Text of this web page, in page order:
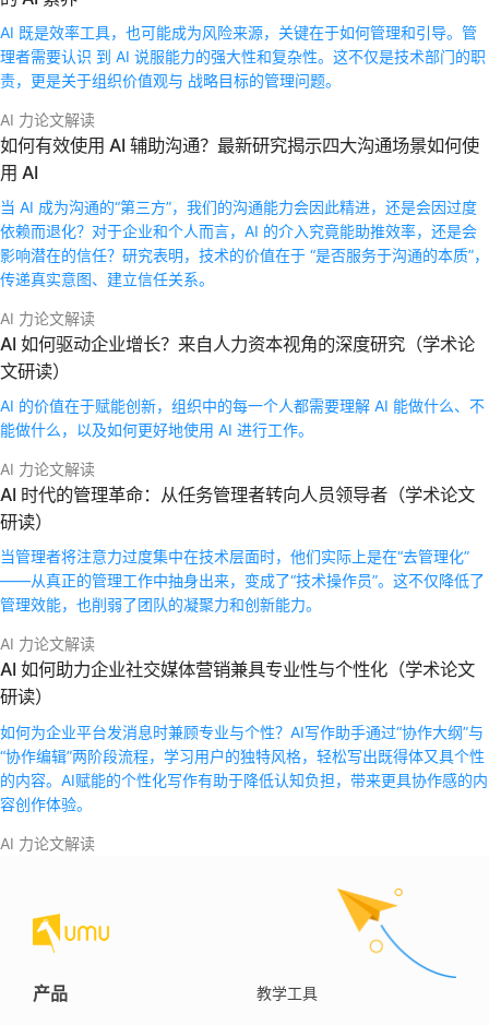
AI 既是效率工具，也可能成为风险来源，关键在于如何管理和引导。管
理者需要认识 到 AI 说服能力的强大性和复杂性。这不仅是技术部门的职
责，更是关于组织价值观与 战略目标的管理问题。
AI 力论文解读
如何有效使用 AI 辅助沟通？最新研究揭示四大沟通场景如何使
用 AI
当 AI 成为沟通的“第三方”，我们的沟通能力会因此精进，还是会因过度
依赖而退化？对于企业和个人而言，AI 的介入究竟能助推效率，还是会
影响潜在的信任？研究表明，技术的价值在于 “是否服务于沟通的本质”，
传递真实意图、建立信任关系。
AI 力论文解读
AI 如何驱动企业增长？来自人力资本视角的深度研究（学术论
文研读）
AI 的价值在于赋能创新，组织中的每一个人都需要理解 AI 能做什么、不
能做什么，以及如何更好地使用 AI 进行工作。
AI 力论文解读
AI 时代的管理革命：从任务管理者转向人员领导者（学术论文
研读）
当管理者将注意力过度集中在技术层面时，他们实际上是在“去管理化”
——从真正的管理工作中抽身出来，变成了“技术操作员”。这不仅降低了
管理效能，也削弱了团队的凝聚力和创新能力。
AI 力论文解读
AI 如何助力企业社交媒体营销兼具专业性与个性化（学术论文
研读）
如何为企业平台发消息时兼顾专业与个性？AI写作助手通过“协作大纲”与
“协作编辑”两阶段流程，学习用户的独特风格，轻松写出既得体又具个性
的内容。AI赋能的个性化写作有助于降低认知负担，带来更具协作感的内
容创作体验。
AI 力论文解读
产品 教学工具